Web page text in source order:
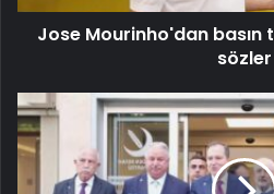
Jose Mourinho'dan basın
sözler